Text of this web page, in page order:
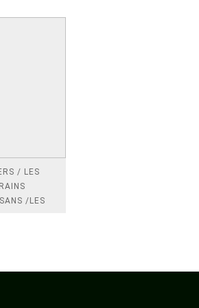
/ LES
/LES